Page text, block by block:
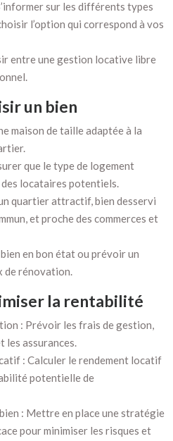
sur les différents types
l’option qui correspond à vos
entre une gestion locative libre
un bien
maison de taille adaptée à la
que le type de logement
locataires potentiels.
quartier attractif, bien desservi
et proche des commerces et
en bon état ou prévoir un
de rénovation.
la rentabilité
: Prévoir les frais de gestion,
les assurances.
: Calculer le rendement locatif
potentielle de
: Mettre en place une stratégie
pour minimiser les risques et